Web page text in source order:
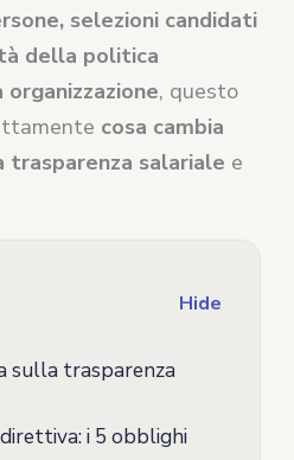
selezioni candidati
della politica
, questo
cosa cambia
salariale e
Hide
sulla trasparenza
i 5 obblighi